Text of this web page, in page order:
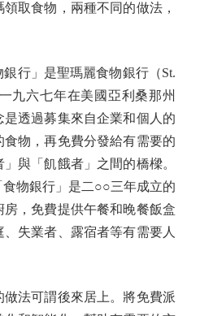
取食物，兩種不同的做法，
行」是聖瑪麗食物銀行（St.
九六七年在美國亞利桑那州
透過募集來自企業和個人的
物，再免費分發給有需要的
與「飢餓者」之間的橋樑。
物銀行」是二○○三年成立的
房，免費提供午餐和晚餐飯盒
失業者、露宿者等有需要人
法可謂後來居上。將免費派